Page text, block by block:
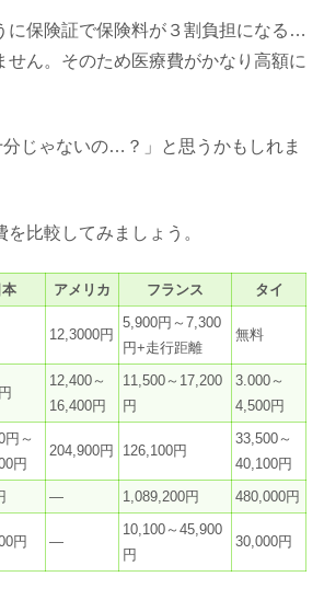
に保険証で保険料が３割負担になる…
せん。そのため医療費がかなり高額に
分じゃないの…？」と思うかもしれま
比較してみましょう。
本 アメリカ フランス タイ
12,3000円
5,900円～7,300
円+走行距離
無料
12,400～
16,400円
11,500～17,200
円
3.000～
4,500円
円～
円
204,900円 126,100円
33,500～
40,100円
— 1,089,200円 480,000円
円 —
10,100～45,900
円
30,000円